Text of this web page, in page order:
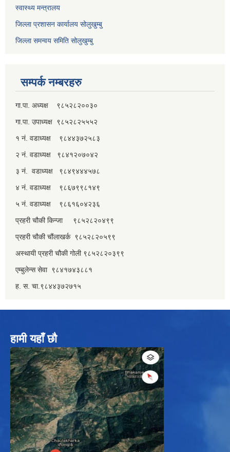
स्वास्थ्य मन्त्रालय
जिल्ला प्रशासन कार्यालय सोलुखुम्बु
जिल्ला समन्वय समिति सोलुखुम्बु
सम्पर्क नम्बरहरु
गा.पा. अध्यक्ष ९८५२८२००३०
गा.पा. उपाध्यक्ष ९८५२८२५५५२
१ नं. वडाध्यक्ष ९८४४३७२५८३
२ नं. वडाध्यक्ष ९८४१२०७०४२
३ नं. वडाध्यक्ष ९८४९४४४५७८
४ नं. वडाध्यक्ष ९८६७९९८१४९
५ नं. वडाध्यक्ष ९८६१६०४२३६
प्रहरी चौकी किन्जा ९८५२८२०४९९
प्रहरी चौकी चौंलाखर्क ९८५२८२०५९९
अस्थायी प्रहरी चौकी गोली ९८५२८२०३९९
एम्बुलेन्स सेवा ९८४१७४३८८१
ह. स. चा.९८४४३७२७१५
हामी यहाँ छौ